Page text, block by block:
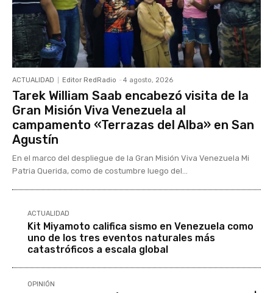
ACTUALIDAD Editor RedRadio - 4 agosto, 2026
Tarek William Saab encabezó visita de la
Gran Misión Viva Venezuela al
campamento «Terrazas del Alba» en San
Agustín
En el marco del despliegue de la Gran Misión Viva Venezuela Mi
Patria Querida, como de costumbre luego del...
ACTUALIDAD
Kit Miyamoto califica sismo en Venezuela como
uno de los tres eventos naturales más
catastróficos a escala global
OPINIÓN